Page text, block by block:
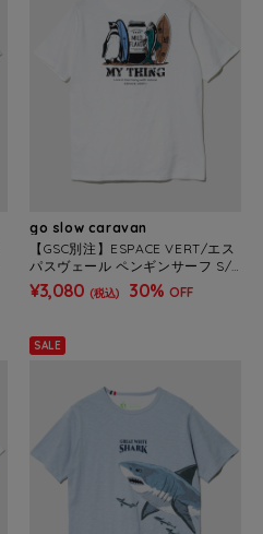
go slow caravan
【GSC別注】ESPACE VERT/エス
パスヴェール ペンギンサーフ S/S
TEE (MENS)
¥3,080 (税込) 30% OFF
SALE